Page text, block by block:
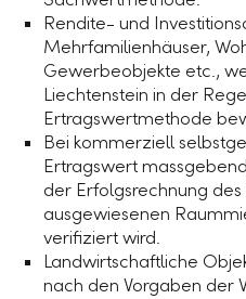
Rendite- und
Mehrfamilienhäuser,
Gewerbeobjekte etc.,
Liechtenstein in der
Ertragswertmethode
Bei kommerziell
Ertragswert
der Erfolgsrechnung
ausgewiesenen
verifiziert wird.
Landwirtschaftliche
nach den Vorgaben der